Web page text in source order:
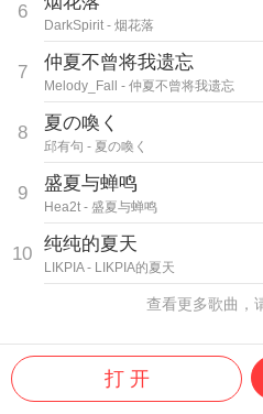
6
DarkSpirit - 烟花落
7 仲夏不曾将我遗忘
Melody_Fall - 仲夏不曾将我遗忘
8 夏の喚く
邱有句 - 夏の喚く
9 盛夏与蝉鸣
Hea2t - 盛夏与蝉鸣
10 纯纯的夏天
LIKPIA- LIKPIA的夏天
查看更多歌曲，
打 开